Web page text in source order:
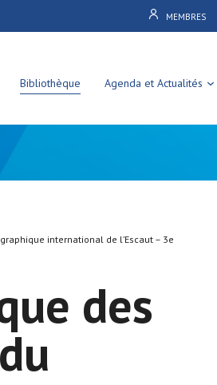
MEMBRES
Bibliothèque Agenda et Actualités
international de l’Escaut – 3e
des